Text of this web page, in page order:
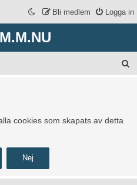
Logga in
Bli medlem
cookies som skapats av detta